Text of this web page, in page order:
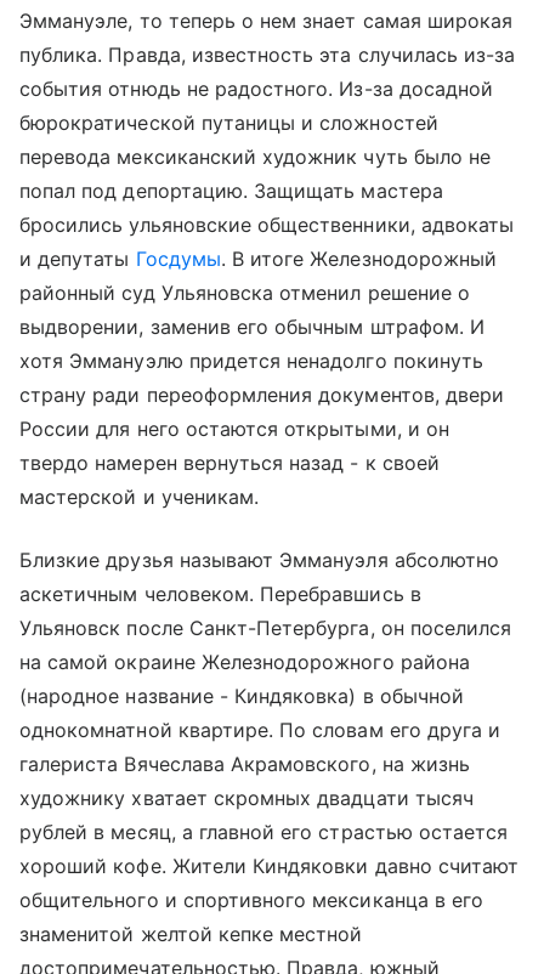
Эммануэле, то теперь о нем знает самая широкая
публика. Правда, известность эта случилась из-за
события отнюдь не радостного. Из-за досадной
бюрократической путаницы и сложностей
перевода мексиканский художник чуть было не
попал под депортацию. Защищать мастера
бросились ульяновские общественники, адвокаты
и депутаты Госдумы. В итоге Железнодорожный
районный суд Ульяновска отменил решение о
выдворении, заменив его обычным штрафом. И
хотя Эммануэлю придется ненадолго покинуть
страну ради переоформления документов, двери
России для него остаются открытыми, и он
твердо намерен вернуться назад - к своей
мастерской и ученикам.
Близкие друзья называют Эммануэля абсолютно
аскетичным человеком. Перебравшись в
Ульяновск после Санкт-Петербурга, он поселился
на самой окраине Железнодорожного района
(народное название - Киндяковка) в обычной
однокомнатной квартире. По словам его друга и
галериста Вячеслава Акрамовского, на жизнь
художнику хватает скромных двадцати тысяч
рублей в месяц, а главной его страстью остается
хороший кофе. Жители Киндяковки давно считают
общительного и спортивного мексиканца в его
знаменитой желтой кепке местной
достопримечательностью. Правда, южный